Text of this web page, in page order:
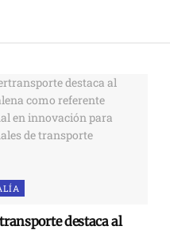
destaca al